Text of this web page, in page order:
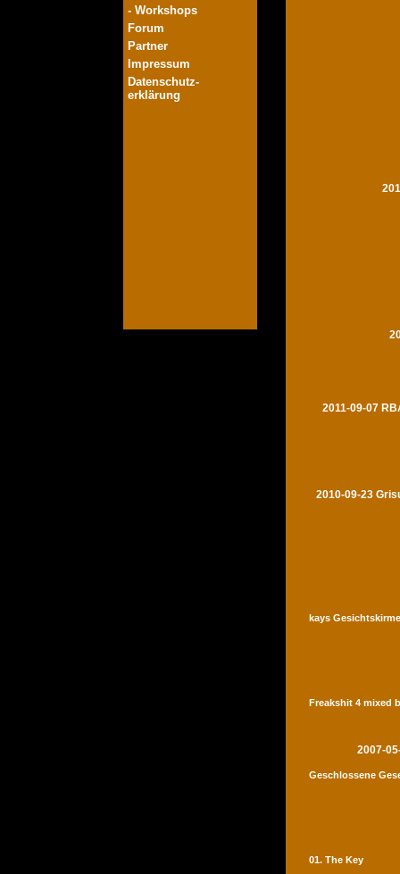
- Workshops
Forum
Partner
Impressum
Datenschutz-
erklärung
2011-09-07
2010-09-23
kays
Freakshit 4 mixed
2007-
Geschlossene
01. The Key